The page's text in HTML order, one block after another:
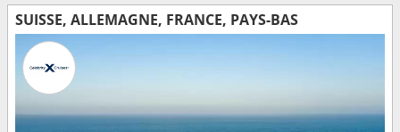
SUISSE, ALLEMAGNE, FRANCE, PAYS-BAS